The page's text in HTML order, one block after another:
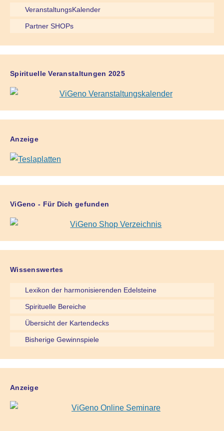
VeranstaltungsKalender
Partner SHOPs
Spirituelle Veranstaltungen 2025
Anzeige
ViGeno - Für Dich gefunden
Wissenswertes
Lexikon der harmonisierenden Edelsteine
Spirituelle Bereiche
Übersicht der Kartendecks
Bisherige Gewinnspiele
Anzeige